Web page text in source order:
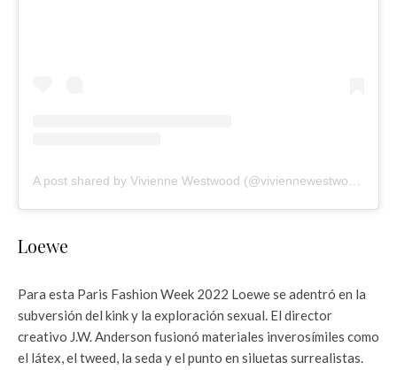
A post shared by Vivienne Westwood (@viviennewestwood)
Loewe
Para esta Paris Fashion Week 2022 Loewe se adentró en la
subversión del kink y la exploración sexual. El director
creativo J.W. Anderson fusionó materiales inverosímiles como
el látex, el tweed, la seda y el punto en siluetas surrealistas.